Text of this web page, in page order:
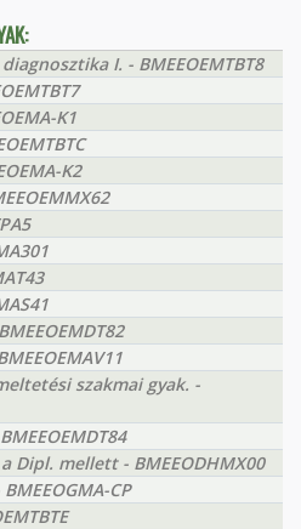
I. - BMEEOEMTBT8
K1
K2
szakmai gyak. -
Dipl. mellett - BMEEODHMX00
CP